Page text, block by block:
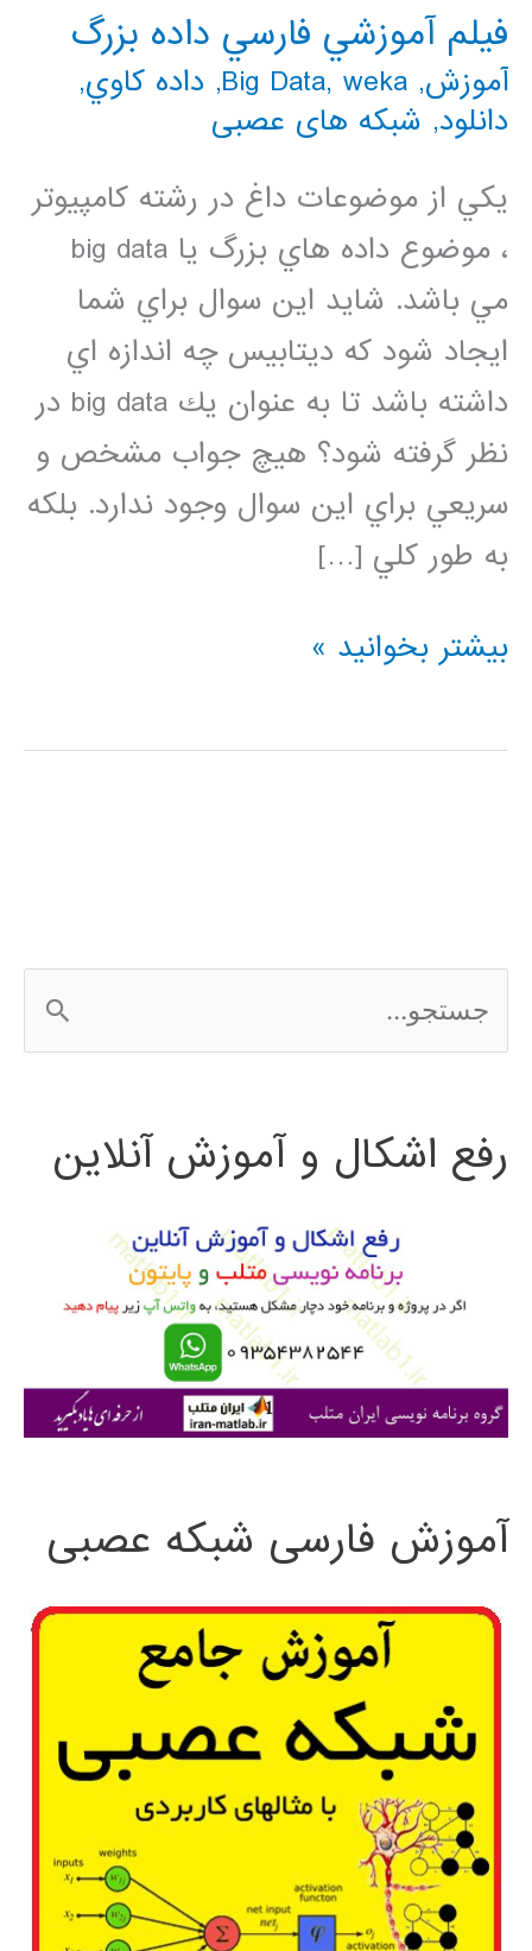
فيلم آموزشي فارسي داده بزرگ
آموزش,
Big Data, weka
, داده كاوي,
دانلود, شبکه های عصبی
يكي از موضوعات داغ در رشته كامپيوتر
، موضوع داده هاي بزرگ يا big data
مي باشد. شايد اين سوال براي شما
ايجاد شود كه ديتابيس چه اندازه اي
داشته باشد تا به عنوان يك big data در
نظر گرفته شود؟ هيچ جواب مشخص و
سريعي براي اين سوال وجود ندارد. بلكه
به طور كلي […]
فيلم
فارسي
بیشتر بخوانید »
س
ج
ی
رفع اشکال و آموزش آنلاین
آموزش فارسی شبکه عصبی